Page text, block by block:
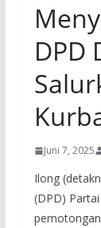
DPD
Juni 7, 2025
Ilong
(DPD)